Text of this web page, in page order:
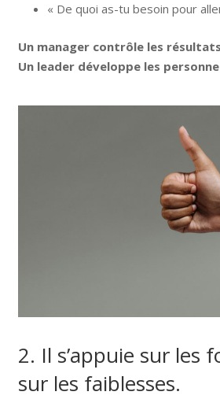
« De quoi as-tu besoin pour
Un manager contrôle les
Un leader développe les
2. Il s’appuie sur les
sur les faiblesses.